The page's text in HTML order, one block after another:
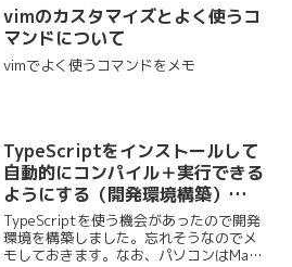
イアントの『GitKraken』の画面をキャプ
チャ...
vimのカスタマイズとよく使うコ
マンドについて
vimでよく使うコマンドをメモ
TypeScriptをインストールして
自動的にコンパイル＋実行できる
ようにする（開発環境構築）
【JavaScript】
TypeScriptを使う機会があったので開発
環境を構築しました。忘れそうなのでメ
モしておきます。なお、パソコンはMac